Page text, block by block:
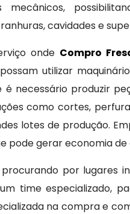
mecânicos,
cavidades e
onde Compro
utilizar
é necessário produzir
como cortes,
lotes de produção.
pode gerar economia
por lugares
time especializado,
na compra e